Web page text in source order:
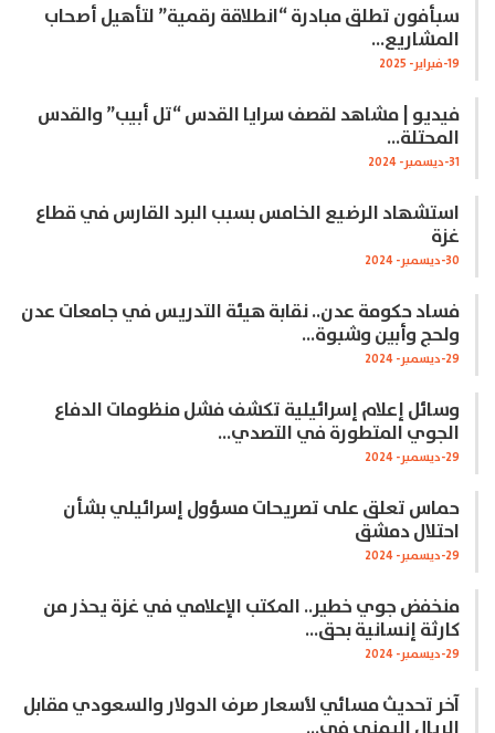
سبأفون تطلق مبادرة “انطلاقة رقمية” لتأهيل أصحاب
المشاريع…
19-فبراير- 2025
فيديو | مشاهد لقصف سرايا القدس “تل أبيب” والقدس
المحتلة…
31-ديسمبر- 2024
استشهاد الرضيع الخامس بسبب البرد القارس في قطاع
غزة
30-ديسمبر- 2024
فساد حكومة عدن.. نقابة هيئة التدريس في جامعات عدن
ولحج وأبين وشبوة…
29-ديسمبر- 2024
وسائل إعلام إسرائيلية تكشف فشل منظومات الدفاع
الجوي المتطورة في التصدي…
29-ديسمبر- 2024
حماس تعلق على تصريحات مسؤول إسرائيلي بشأن
احتلال دمشق
29-ديسمبر- 2024
منخفض جوي خطير.. المكتب الإعلامي في غزة يحذر من
كارثة إنسانية بحق…
29-ديسمبر- 2024
آخر تحديث مسائي لأسعار صرف الدولار والسعودي مقابل